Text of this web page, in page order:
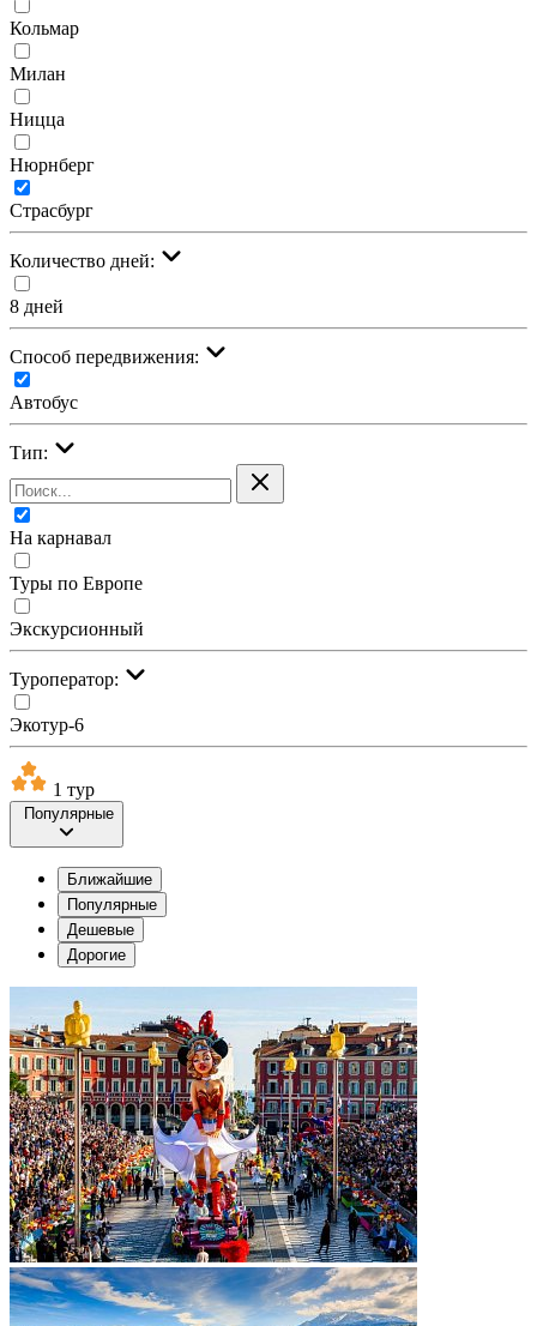
Кольмар
Милан
Ницца
Нюрнберг
Страсбург
Количество дней:
8 дней
Cпособ передвижения:
Автобус
Тип:
На карнавал
Туры по Европе
Экскурсионный
Туроператор:
Экотур-6
1 тур
Популярные
Ближайшие
Популярные
Дешевые
Дорогие